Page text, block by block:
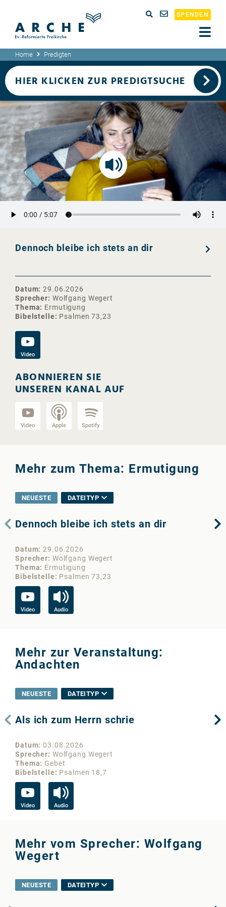
SPENDEN
Home Predigten
Dennoch bleibe ich stets an dir
Datum 29.06.2026
Sprecher
Wolfgang Wegert
Thema
Ermutigung
Bibelstelle
Psalmen 73,23
Video
ABONNIEREN SIE
UNSEREN KANAL AUF
Video Apple Spotify
HIER KLICKEN ZUR PREDIGTSUCHE
Mehr zum Thema: Ermutigung
NEUESTE DATEITYP
Dennoch bleibe ich stets an dir
Datum 29.06.2026
Sprecher
Wolfgang Wegert
Thema
Ermutigung
Bibelstelle
Psalmen 73,23
Video Audio
Mehr zur Veranstaltung:
Andachten
NEUESTE DATEITYP
Als ich zum Herrn schrie
Datum 03.08.2026
Sprecher
Wolfgang Wegert
Thema
Gebet
Bibelstelle
Psalmen 18,7
Video Audio
Mehr vom Sprecher: Wolfgang
Wegert
NEUESTE DATEITYP